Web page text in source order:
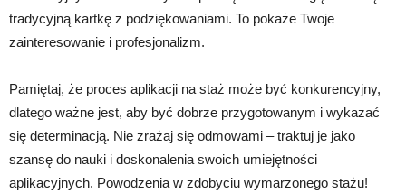
tradycyjną kartkę z podziękowaniami. To pokaże Twoje
zainteresowanie i profesjonalizm.
Pamiętaj, że proces aplikacji na staż może być konkurencyjny,
dlatego ważne jest, aby być dobrze przygotowanym i wykazać
się determinacją. Nie zrażaj się odmowami – traktuj je jako
szansę do nauki i doskonalenia swoich umiejętności
aplikacyjnych. Powodzenia w zdobyciu wymarzonego stażu!